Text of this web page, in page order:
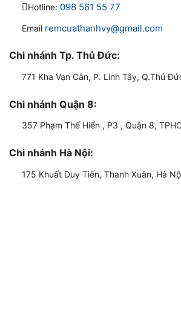
Hotline: 098 561 55 77
Email remcuathanhvy@gmail.com
Chi nhánh Tp. Thủ Đức:
771 Kha Vạn Cân, P. Linh Tây, Q.Thủ
Chi nhánh Quận 8:
357 Phạm Thế Hiển , P3 , Quận 8,
Chi nhánh Hà Nội:
175 Khuất Duy Tiến, Thanh Xuân, Hà